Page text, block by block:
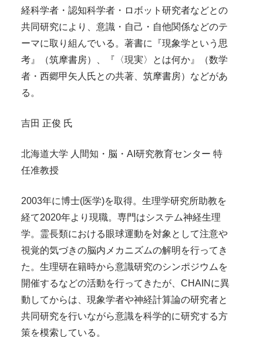
経科学者・認知科学者・ロボット研究者などとの
共同研究により、意識・自己・自他関係などのテ
ーマに取り組んでいる。著書に『現象学という思
考』（筑摩書房）、『〈現実〉とは何か』（数学
者・西郷甲矢人氏との共著、筑摩書房）などがあ
る。
吉田 正俊 氏
北海道大学 人間知・脳・AI研究教育センター 特
任准教授
2003年に博士(医学)を取得。生理学研究所助教を
経て2020年より現職。専門はシステム神経生理
学。霊長類における眼球運動を対象として注意や
視覚的気づきの脳内メカニズムの解明を行ってき
た。生理研在籍時から意識研究のシンポジウムを
開催するなどの活動を行ってきたが、CHAINに異
動してからは、現象学者や神経計算論の研究者と
共同研究を行いながら意識を科学的に研究する方
策を模索している。